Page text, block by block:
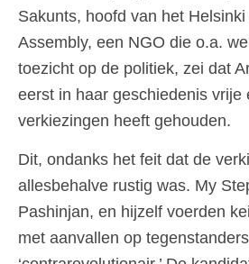
Sakunts, hoofd van het Helsinki
Assembly, een NGO die o.a.
toezicht op de politiek, zei dat
eerst in haar geschiedenis vrije
verkiezingen heeft gehouden.
Dit, ondanks het feit dat de
allesbehalve rustig was. My
Pashinjan, en hijzelf voerden
met aanvallen op